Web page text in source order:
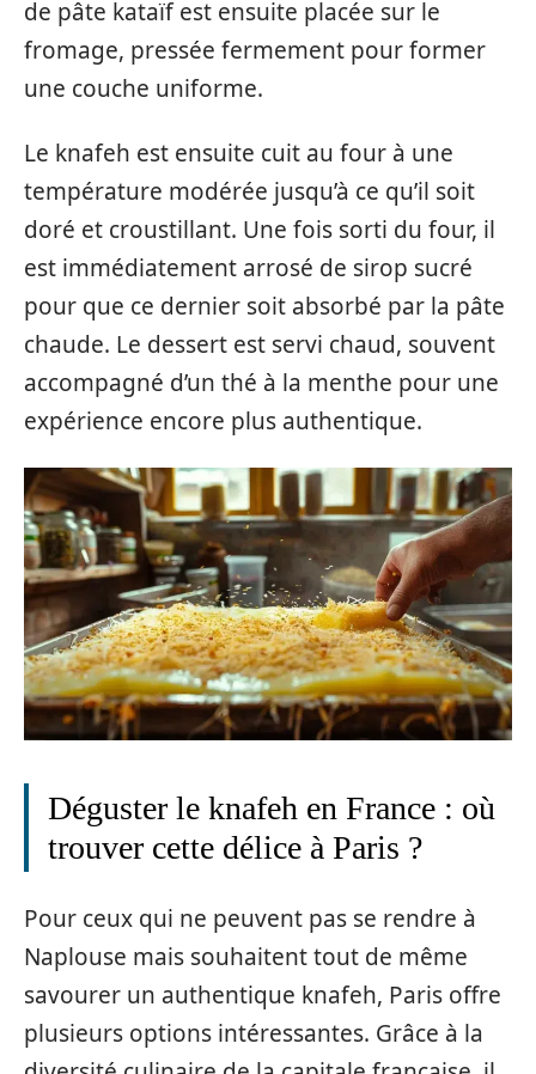
de pâte kataïf est ensuite placée sur le
fromage, pressée fermement pour former
une couche uniforme.
Le knafeh est ensuite cuit au four à une
température modérée jusqu’à ce qu’il soit
doré et croustillant. Une fois sorti du four, il
est immédiatement arrosé de sirop sucré
pour que ce dernier soit absorbé par la pâte
chaude. Le dessert est servi chaud, souvent
accompagné d’un thé à la menthe pour une
expérience encore plus authentique.
Déguster le knafeh en France : où
trouver cette délice à Paris ?
Pour ceux qui ne peuvent pas se rendre à
Naplouse mais souhaitent tout de même
savourer un authentique knafeh, Paris offre
plusieurs options intéressantes. Grâce à la